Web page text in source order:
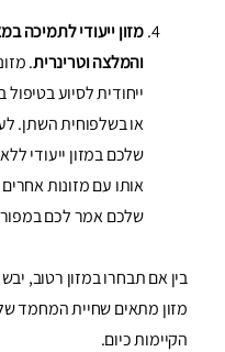
מזון ייעודי לתמיכה
והמלצה וטרינרית.
ייחודית לסיוע
או בשלפוחית ​​השתן.
שלכם במזון ייעודי
אותו עם מזונות
שלכם אמר לכם
בין אם תבחרו במזון רטוב,
מזון מתאים שחיית המחמד
הקיימות כיום.